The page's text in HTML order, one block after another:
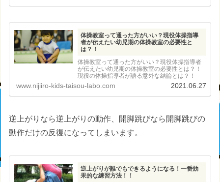
体操教室って通った方がいい？現役体操指導
者が伝えたい幼児期の体操教室の必要性と
は？！
体操教室って通った方がいい？現役体操指導者
が伝えたい幼児期の体操教室の必要性とは？！
現役の体操指導者が語る意外な結論とは？！
www.nijiiro-kids-taisou-labo.com 2021.06.27
逆上がりなら逆上がりの動作、開脚跳びなら開脚跳びの
動作だけの反復になってしまいます。
逆上がりが誰でもできるようになる！一番効
果的な練習方法！！